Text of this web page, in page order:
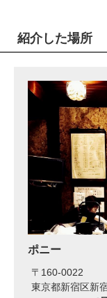
紹介した場所
ポニー
〒 160-0022
東京都新宿区新